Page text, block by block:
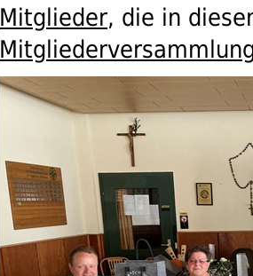
Mitglieder, die in